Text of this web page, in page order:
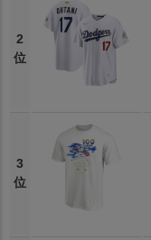
2
位
3
位